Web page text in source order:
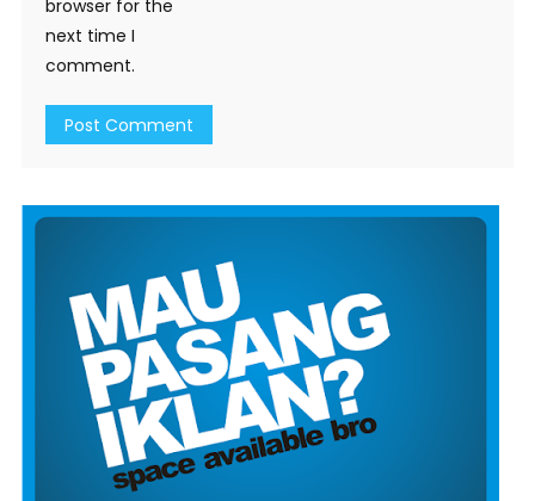
browser for the
next time I
comment.